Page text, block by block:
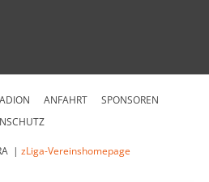
ANFAHRT
SPONSOREN
| zLiga-Vereinshomepage